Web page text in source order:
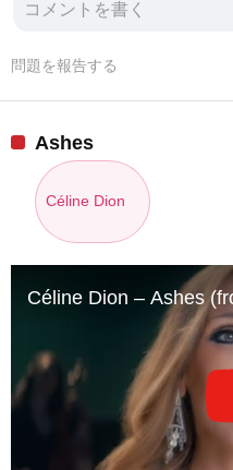
問題を報告する
Ashes
Céline Dion
Céline Dion – Ashes